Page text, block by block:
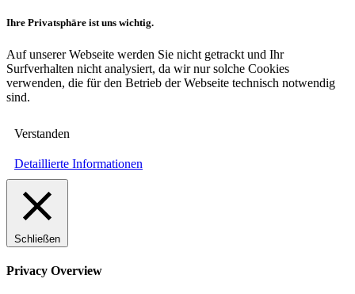
Ihre Privatsphäre ist uns wichtig.
Auf unserer Webseite werden Sie nicht getrackt und Ihr
Surfverhalten nicht analysiert, da wir nur solche Cookies
verwenden, die für den Betrieb der Webseite technisch notwendig
sind.
Verstanden
Detaillierte Informationen
Schließen
Privacy Overview